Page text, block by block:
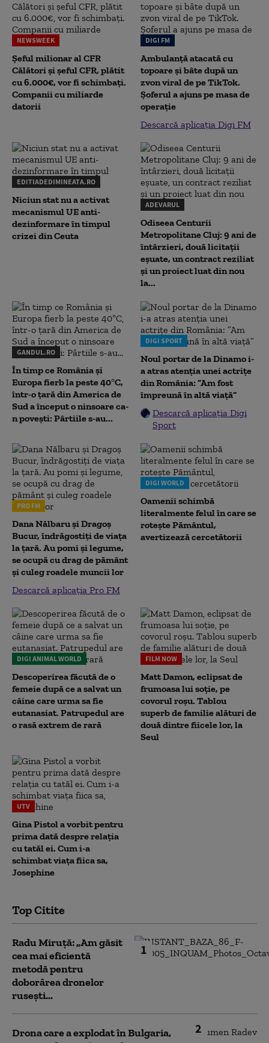
NEWSWEEK
Șeful milionar al CFR
Călători și șeful CFR, plătit
cu 6.000€, vor fi schimbați.
Companii cu miliarde
datorii
DIGI FM
Ambulanță atacată cu
topoare și bâte după un
zvon viral de pe TikTok.
Șoferul a ajuns pe masa de
operație
Descarcă aplicația Digi FM
EDITIADEDIMINEATA.RO
Niciun stat nu a activat
mecanismul UE anti-
dezinformare în timpul
crizei din Ceuta
ADEVARUL
Odiseea Centurii
Metropolitane Cluj: 9 ani de
întârzieri, două licitații
eșuate, un contract reziliat
și un proiect luat din nou
la...
GANDUL.RO
În timp ce România și
Europa fierb la peste 40°C,
într-o țară din America de
Sud a început o ninsoare ca-
n povești: Pârtiile s-au...
DIGI SPORT
Noul portar de la Dinamo i-
a atras atenția unei actrițe
din România: ”Am fost
împreună în altă viață”
Descarcă aplicația Digi
Sport
PRO FM
Dana Nălbaru și Dragoș
Bucur, îndrăgostiți de viața
la țară. Au pomi și legume,
se ocupă cu drag de pământ
și culeg roadele muncii lor
Descarcă aplicația Pro FM
DIGI WORLD
Oamenii schimbă
literalmente felul în care se
rotește Pământul,
avertizează cercetătorii
DIGI ANIMAL WORLD
Descoperirea făcută de o
femeie după ce a salvat un
câine care urma sa fie
eutanasiat. Patrupedul are
o rasă extrem de rară
FILM NOW
Matt Damon, eclipsat de
frumoasa lui soție, pe
covorul roșu. Tablou
superb de familie alături de
două dintre fiicele lor, la
Seul
UTV
Gina Pistol a vorbit pentru
prima dată despre relația
cu tatăl ei. Cum i-a
schimbat viața fiica sa,
Josephine
Top Citite
1
Radu Miruță: „Am găsit
cea mai eficientă
metodă pentru
doborârea dronelor
rusești...
2
Drona care a explodat în Bulgaria,